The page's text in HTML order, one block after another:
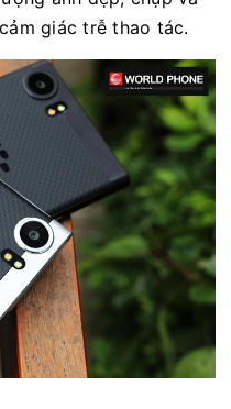
giác trễ thao tác.